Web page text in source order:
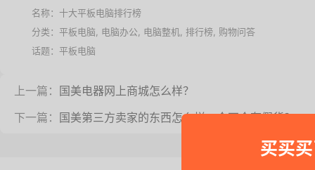
买买
名称： 十大平板电脑排行榜
分类： 平板电脑 电脑办公 电脑整机 排行榜
购物问答
话题： 平板电脑
上一篇： 国美电器网上商城怎么样？
下一篇： 国美第三方卖家的东西怎么样，会不会有假货？